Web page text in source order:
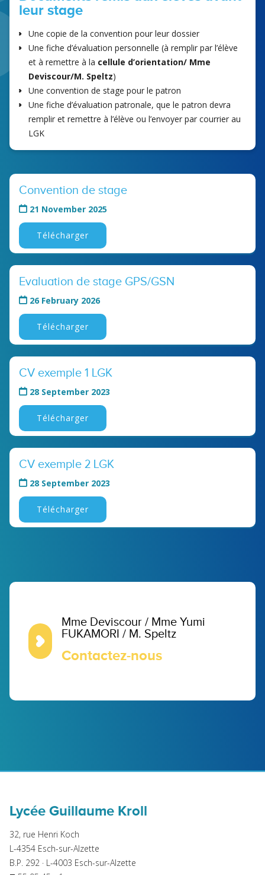
leur stage
Une copie de la convention pour leur dossier
Une fiche d’évaluation personnelle (à remplir par l’élève
et à remettre à la cellule d’orientation/ Mme
Deviscour/M. Speltz)
Une convention de stage pour le patron
Une fiche d’évaluation patronale, que le patron devra
remplir et remettre à l’élève ou l’envoyer par courrier au
LGK
Convention de stage
21 November 2025
Télécharger
Evaluation de stage GPS/GSN
26 February 2026
Télécharger
CV exemple 1 LGK
28 September 2023
Télécharger
CV exemple 2 LGK
28 September 2023
Télécharger
Mme Deviscour / Mme Yumi
FUKAMORI / M. Speltz
Contactez-nous
Lycée Guillaume Kroll
32, rue Henri Koch
L-4354 Esch-sur-Alzette
B.P. 292 · L-4003 Esch-sur-Alzette